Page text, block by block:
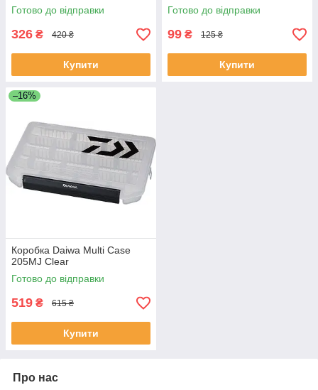
Готово до відправки
326 ₴ 420 ₴
Купити
Готово до відправки
99 ₴ 125 ₴
Купити
–16%
Коробка Daiwa Multi Case
205MJ Clear
Готово до відправки
519 ₴ 615 ₴
Купити
Про нас